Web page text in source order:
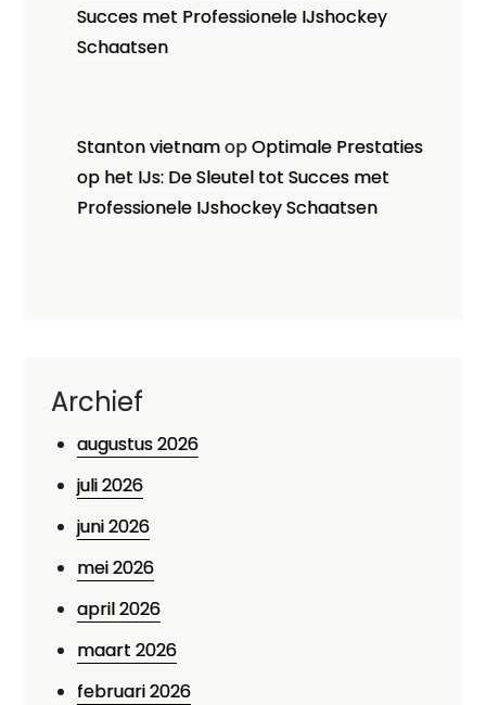
Succes met Professionele IJshockey
Schaatsen
Stanton vietnamopOptimale Prestaties
op het IJs: De Sleutel tot Succes met
Professionele IJshockey Schaatsen
Archief
augustus 2026
juli 2026
juni 2026
mei 2026
april 2026
maart 2026
februari 2026